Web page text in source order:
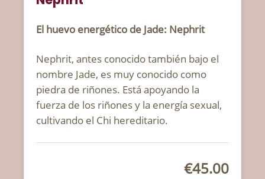
El huevo energético de Jade: Nephrit
Nephrit, antes conocido también bajo el
nombre Jade, es muy conocido como
piedra de riñones. Está apoyando la
fuerza de los riñones y la energía sexual,
cultivando el Chi hereditario.
€45.00